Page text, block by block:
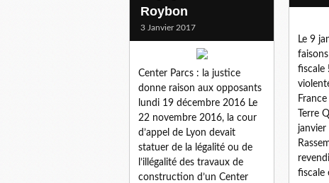
Le 9
fiscale
Terre
fiscale
Roybon
3 Janvier 2017
Center Parcs : la justice
donne raison aux opposants
lundi 19 décembre 2016 Le
22 novembre 2016, la cour
d’appel de Lyon devait
statuer de la légalité ou de
l’illégalité des travaux de
construction d’un Center